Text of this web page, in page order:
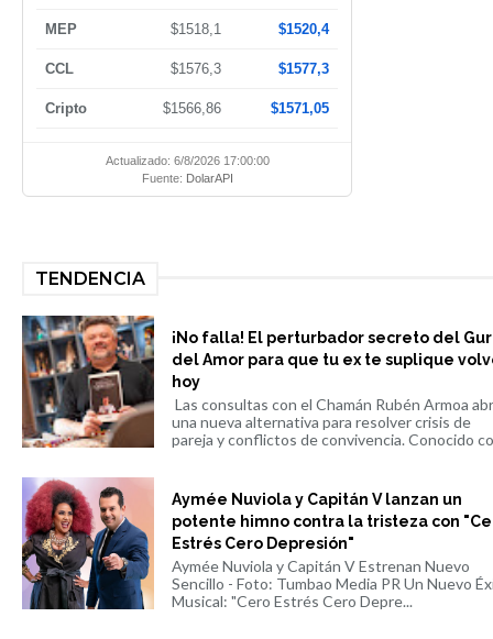
MEP $1518,1 $1520,4
CCL $1576,3 $1577,3
Cripto $1566,86 $1571,05
Actualizado: 6/8/2026 17:00:00
Fuente: DolarAPI
TENDENCIA
¡No falla! El perturbador secreto del
del Amor para que tu ex te suplique
hoy
Las consultas con el Chamán Rubén Armoa
una nueva alternativa para resolver crisis de
pareja y conflictos de convivencia. Conocido
Aymée Nuviola y Capitán V lanzan un
potente himno contra la tristeza con
Estrés Cero Depresión"
Aymée Nuviola y Capitán V Estrenan Nuevo
Sencillo - Foto: Tumbao Media PR Un Nuevo
Musical: "Cero Estrés Cero Depre...